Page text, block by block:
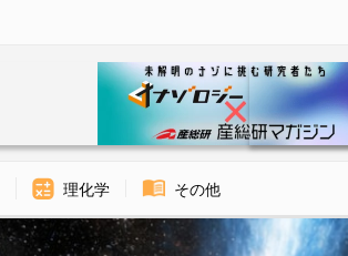
理化学 その他